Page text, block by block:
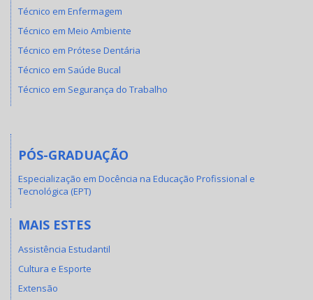
Técnico em Enfermagem
Técnico em Meio Ambiente
Técnico em Prótese Dentária
Técnico em Saúde Bucal
Técnico em Segurança do Trabalho
PÓS-GRADUAÇÃO
Especialização em Docência na Educação Profissional e
Tecnológica (EPT)
MAIS ESTES
Assistência Estudantil
Cultura e Esporte
Extensão